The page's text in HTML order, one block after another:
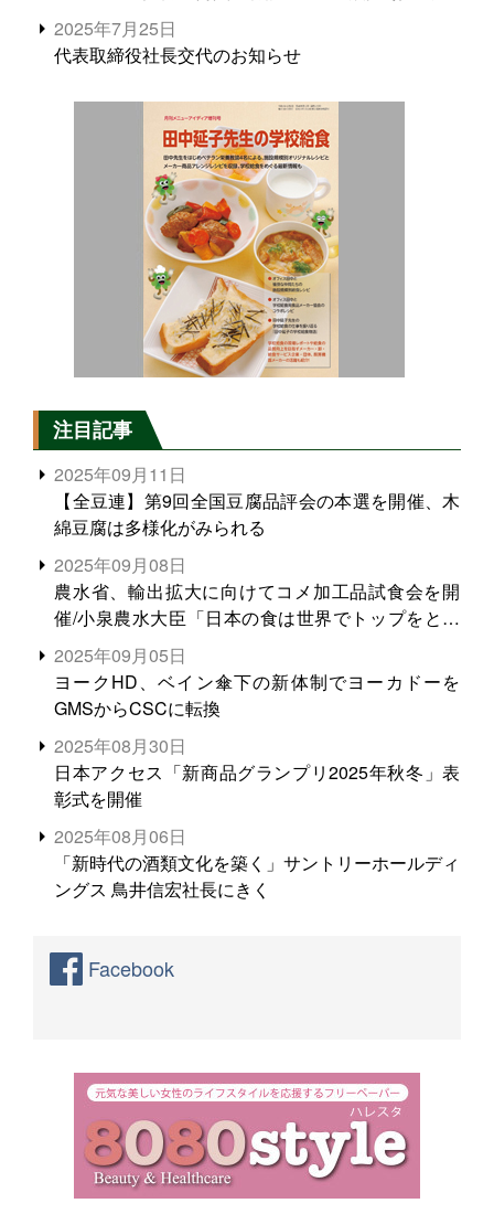
2025年7月25日
代表取締役社長交代のお知らせ
注目記事
2025年09月11日
【全豆連】第9回全国豆腐品評会の本選を開催、木
綿豆腐は多様化がみられる
2025年09月08日
農水省、輸出拡大に向けてコメ加工品試食会を開
催/小泉農水大臣「日本の食は世界でトップをとれ
る。米増産に向けて、米輸出需要の拡大を」
2025年09月05日
ヨークHD、ベイン傘下の新体制でヨーカドーを
GMSからCSCに転換
2025年08月30日
日本アクセス「新商品グランプリ2025年秋冬」表
彰式を開催
2025年08月06日
「新時代の酒類文化を築く」サントリーホールディ
ングス 鳥井信宏社長にきく
Facebook